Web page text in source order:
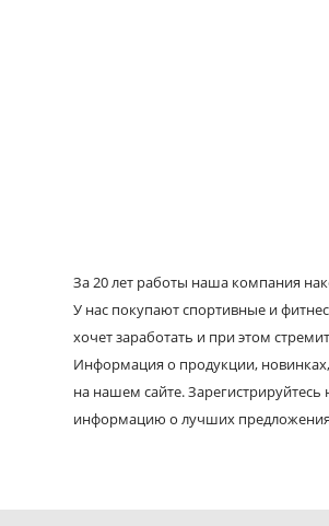
За 20 лет работы наша компания
У нас покупают спортивные и
хочет заработать и при этом
Информация о продукции,
на нашем сайте.
информацию о лучших